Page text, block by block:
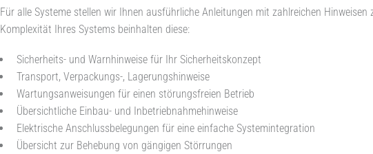
Für alle Systeme stellen wir Ihnen ausführliche Anleitungen mit zahlreichen
Komplexität Ihres Systems beinhalten diese:
Sicherheits- und Warnhinweise für Ihr Sicherheitskonzept
Transport, Verpackungs-, Lagerungshinweise
Wartungsanweisungen für einen störungsfreien Betrieb
Übersichtliche Einbau- und Inbetriebnahmehinweise
Elektrische Anschlussbelegungen für eine einfache Systemintegration
Übersicht zur Behebung von gängigen Störrungen